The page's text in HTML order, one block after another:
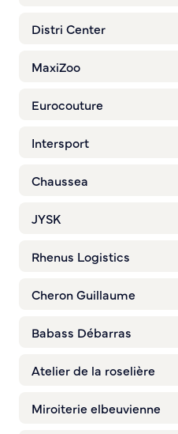
Distri Center
MaxiZoo
Eurocouture
Intersport
Chaussea
JYSK
Rhenus Logistics
Cheron Guillaume
Babass Débarras
Atelier de la roselière
Miroiterie elbeuvienne